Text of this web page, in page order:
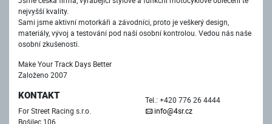
nejvyšší kvality.
Sami jsme aktivní motorkáři a závodníci, proto je veškerý design,
materiály, vývoj a testování pod naší osobní kontrolou. Vedou nás naše
osobní zkušenosti.
Make Your Track Days Better
Založeno 2007
KONTAKT
For Street Racing s.r.o.
Bošilec 106
Tel.: +420 776 26 4444
info@4sr.cz